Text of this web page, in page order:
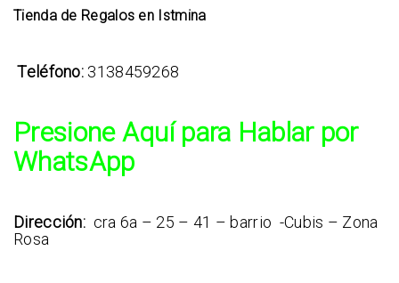
Tienda de Regalos en Istmina
Teléfono: 3138459268
Presione Aquí para Hablar por
WhatsApp
Dirección: cra 6a – 25 – 41 – barrio -Cubis – Zona
Rosa